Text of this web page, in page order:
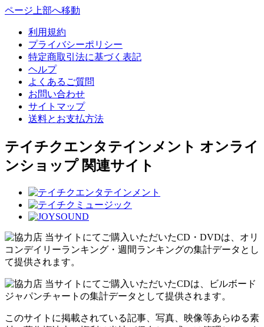
ページ上部へ移動
利用規約
プライバシーポリシー
特定商取引法に基づく表記
ヘルプ
よくあるご質問
お問い合わせ
サイトマップ
送料とお支払方法
テイチクエンタテインメント オンライ
ンショップ 関連サイト
当サイトにてご購入いただいたCD・DVDは、オリ
コンデイリーランキング・週間ランキングの集計データとし
て提供されます。
当サイトにてご購入いただいたCDは、ビルボード
ジャパンチャートの集計データとして提供されます。
このサイトに掲載されている記事、写真、映像等あらゆる素